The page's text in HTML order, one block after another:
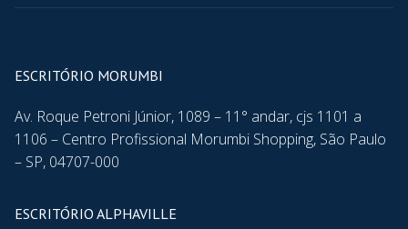
ESCRITÓRIO MORUMBI
Av. Roque Petroni Júnior, 1089 – 11° andar, cjs 1101 a
1106 – Centro Profissional Morumbi Shopping, São Paulo
– SP, 04707-000
ESCRITÓRIO ALPHAVILLE